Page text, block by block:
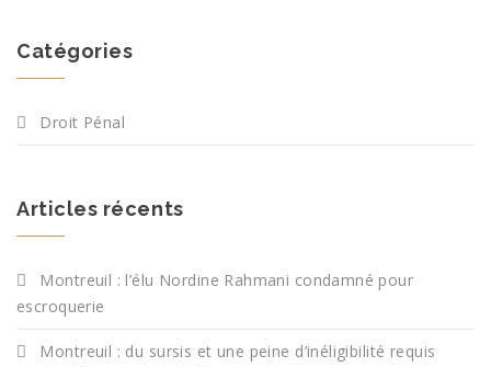
Catégories
Droit Pénal
Articles récents
Montreuil : l’élu Nordine Rahmani condamné pour
escroquerie
Montreuil : du sursis et une peine d’inéligibilité requis